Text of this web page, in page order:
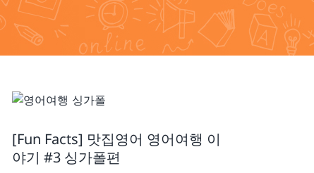
[Fun Facts] 맛집영어 영어여행 이
야기 #3 싱가폴편